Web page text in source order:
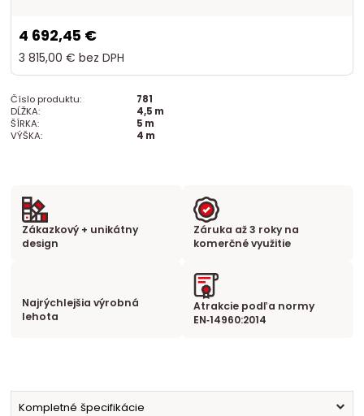
4 692,45 €
3 815,00 € bez DPH
Číslo produktu:
781
DĹŽKA:
4,5 m
ŠÍRKA:
5 m
VÝŠKA:
4 m
Zákazkový + unikátny
design
Záruka až 3 roky na
komerčné využitie
Najrýchlejšia výrobná
lehota
Atrakcie podľa normy
EN‑14960:2014
Kompletné špecifikácie